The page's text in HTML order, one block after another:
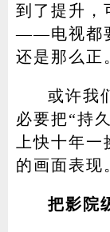
到了提升，
——电视都
还是那么正
或许我
必要把“持
上快十年
的画面表现
把影院